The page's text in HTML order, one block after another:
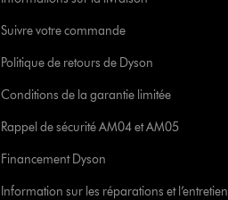
Suivre votre commande
Politique de retours de Dyson
Conditions de la garantie limitée
Rappel de sécurité AM04 et AM05
Financement Dyson
Information sur les réparations et l’entretien